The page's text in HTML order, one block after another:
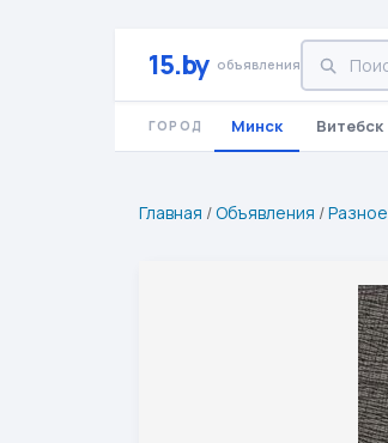
15.by объявления
ГОРОД Минск Витебск
Главная /Объявления /Разное